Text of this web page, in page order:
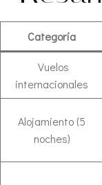
Categoría
️ Vuelos
internacionales
Alojamiento (5
noches)